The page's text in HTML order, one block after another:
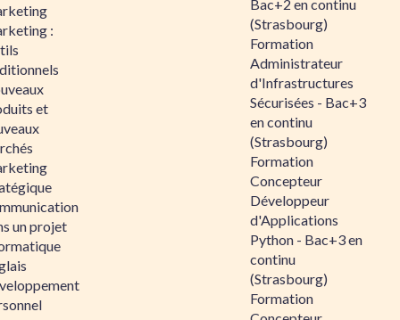
:
et
un projet
Bac+2 en continu
(Strasbourg)
Formation
Administrateur
d'Infrastructures
Sécurisées - Bac+3
en continu
(Strasbourg)
Formation
Concepteur
Développeur
d'Applications
Python - Bac+3 en
continu
(Strasbourg)
Formation